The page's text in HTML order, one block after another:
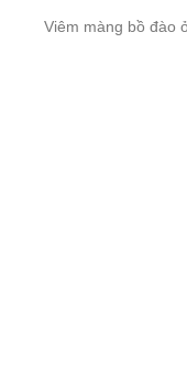
Viêm màng bồ đào